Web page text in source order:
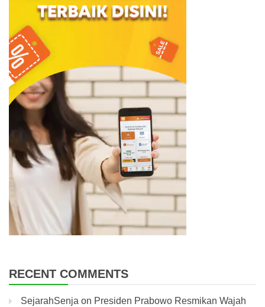
RECENT COMMENTS
SejarahSenja on Presiden Prabowo Resmikan Wajah